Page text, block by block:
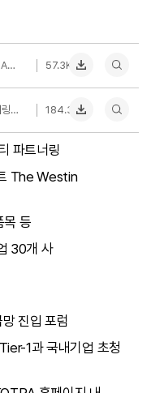
(첨부2) 기업소개 양식(Korean Supplier Application)_Company Name.xlsx 57.3KB
(신청기한 연장)한-미 미래 모빌리티 파트너링 참가기업 모집 공고문_F.pdf 184.3KB
파트너링
The Westin
목 등
30개 사
진입 포럼
1과 국내기업 초청